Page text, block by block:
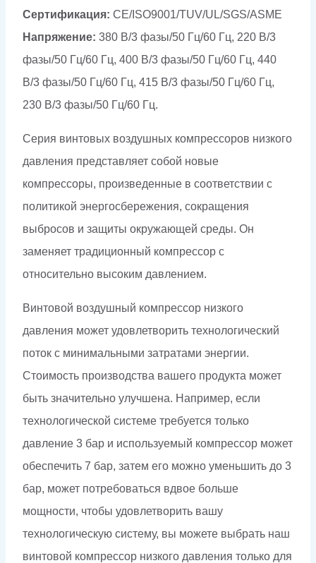
Сертификация: CE/ISO9001/TUV/UL/SGS/ASME
Напряжение: 380 В/3 фазы/50 Гц/60 Гц, 220 В/3
фазы/50 Гц/60 Гц, 400 В/3 фазы/50 Гц/60 Гц, 440
В/3 фазы/50 Гц/60 Гц, 415 В/3 фазы/50 Гц/60 Гц,
230 В/3 фазы/50 Гц/60 Гц.
Серия винтовых воздушных компрессоров низкого
давления представляет собой новые
компрессоры, произведенные в соответствии с
политикой энергосбережения, сокращения
выбросов и защиты окружающей среды. Он
заменяет традиционный компрессор с
относительно высоким давлением.
Винтовой воздушный компрессор низкого
давления может удовлетворить технологический
поток с минимальными затратами энергии.
Стоимость производства вашего продукта может
быть значительно улучшена. Например, если
технологической системе требуется только
давление 3 бар и используемый компрессор может
обеспечить 7 бар, затем его можно уменьшить до 3
бар, может потребоваться вдвое больше
мощности, чтобы удовлетворить вашу
технологическую систему, вы можете выбрать наш
винтовой компрессор низкого давления только для